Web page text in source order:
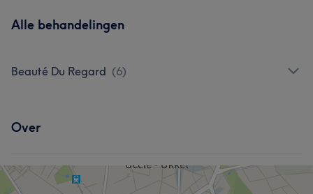
Alle behandelingen
Beauté Du Regard (6)
Over